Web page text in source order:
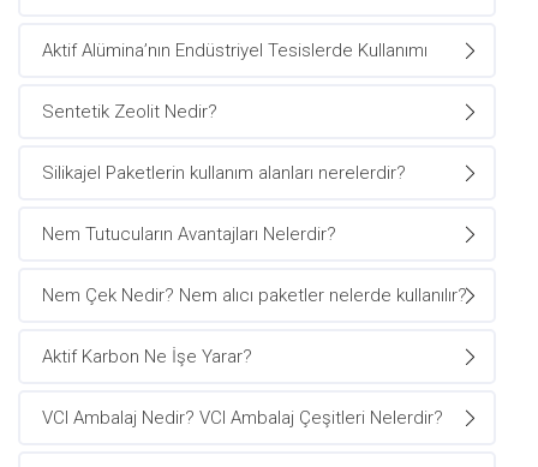
Aktif Alümina’nın Endüstriyel Tesislerde Kullanımı
Sentetik Zeolit Nedir?
Silikajel Paketlerin kullanım alanları nerelerdir?
Nem Tutucuların Avantajları Nelerdir?
Nem Çek Nedir? Nem alıcı paketler nelerde kullanılır?
Aktif Karbon Ne İşe Yarar?
VCI Ambalaj Nedir? VCI Ambalaj Çeşitleri Nelerdir?